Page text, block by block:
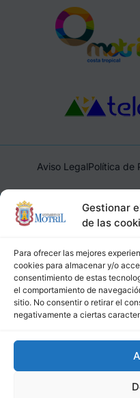
Gestionar
de las
Para ofrecer las mejores
cookies para almacenar y/o
consentimiento de estas
el comportamiento de
sitio. No consentir o retirar el
negativamente a ciertas
Aviso LegalPolítica de
Ayuntamiento de Motril,
(Granada), CIF: